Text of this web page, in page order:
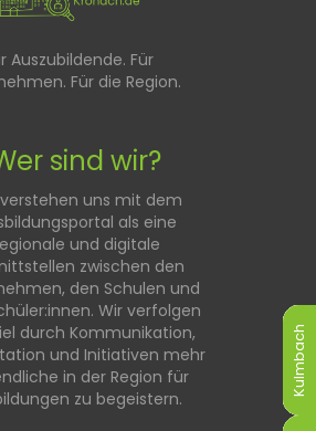
Kulmbach
Kulmbach
Kulmbach
Kulmbach
Kulmbach
Kulmbach
Auszubildende. Für
Für die Region.
sind wir?
uns mit dem
als eine
und digitale
zwischen den
den Schulen und
Wir verfolgen
durch Kommunikation,
und Initiativen mehr
in der Region für
zu begeistern.